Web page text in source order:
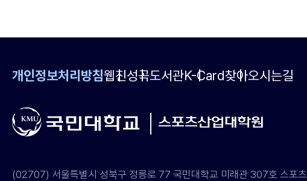
개인정보처리방침웹진성곡도서관K-Card찾아오시는길
(02707) 서울특별시 성북구 정릉로 77 국민대학교 미래관 307호 스포